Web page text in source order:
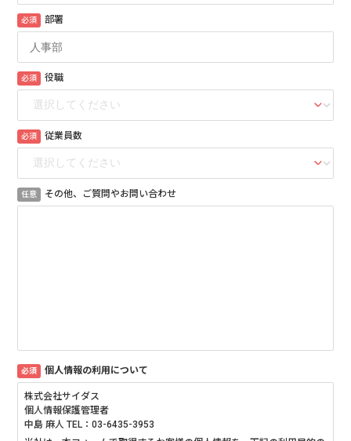
必須 部署
必須 役職
必須 従業員数
任意 その他、ご質問やお問い合わせ
必須 個人情報の利用について
株式会社サイダス
個人情報保護管理者
中島 麻人 TEL：03-6435-3953